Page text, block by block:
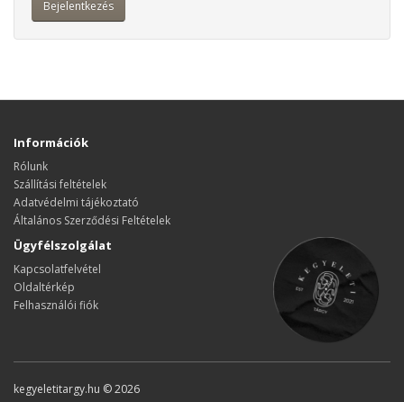
Információk
Rólunk
Szállítási feltételek
Adatvédelmi tájékoztató
Általános Szerződési Feltételek
Ügyfélszolgálat
Kapcsolatfelvétel
Oldaltérkép
Felhasználói fiók
kegyeletitargy.hu © 2026